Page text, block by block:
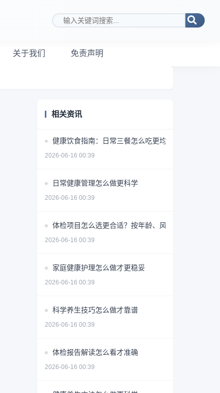
搜索关键词
关于我们 免责声明
相关资讯
健康饮食指南：日常三餐怎么吃更均衡
2026-06-16 00:39
日常健康管理怎么做更科学
2026-06-16 00:39
体检项目怎么选更合适？按年龄、风险和需求做判断
2026-06-16 00:39
家庭健康护理怎么做才更稳妥
2026-06-16 00:39
科学养生技巧怎么做才靠谱
2026-06-16 00:39
体检报告解读怎么看才准确
2026-06-16 00:39